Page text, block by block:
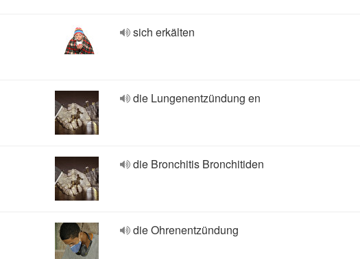
sich erkälten
die Lungenentzündung en
die Bronchitis Bronchitiden
die Ohrenentzündung